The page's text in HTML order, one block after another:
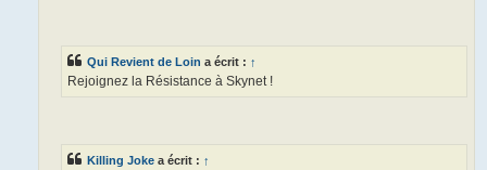
Qui Revient de Loin a écrit : ↑
Rejoignez la Résistance à Skynet !
Killing Joke a écrit : ↑